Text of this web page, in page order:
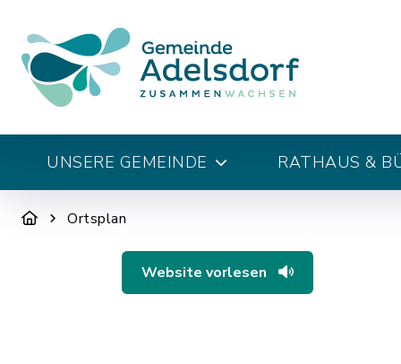
UNSERE GEMEINDE RATHAUS &
Ortsplan
Website vorlesen